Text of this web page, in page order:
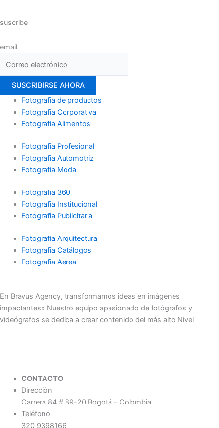
suscribe
email
Fotografia de productos
Fotografia Corporativa
Fotografia Alimentos
Fotografia Profesional
Fotografia Automotriz
Fotografia Moda
Fotografia 360
Fotografia Institucional
Fotografia Publicitaria
Fotografia Arquitectura
Fotografia Catálogos
Fotografia Aerea
En Bravus Agency, transformamos ideas en imágenes
impactantes» Nuestro equipo apasionado de fotógrafos y
videógrafos se dedica a crear contenido del más alto Nivel
CONTACTO
Dirección
Carrera 84 # 89-20 Bogotá - Colombia
Teléfono
320 9398166